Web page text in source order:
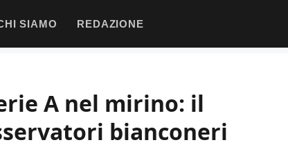
SIAMO REDAZIONE
A nel mirino: il
bianconeri